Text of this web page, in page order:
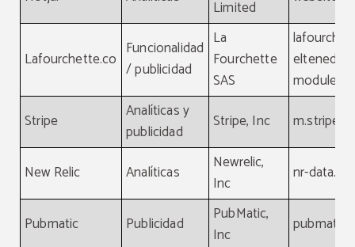
Limited
Lafourchette.co Funcionalidad
/ publicidad
La
Fourchette
SAS
Stripe
Analíticas y
publicidad
Stripe, Inc
New Relic Analíticas
Newrelic,
Inc
nr-data.net
Pubmatic Publicidad
PubMatic,
Inc